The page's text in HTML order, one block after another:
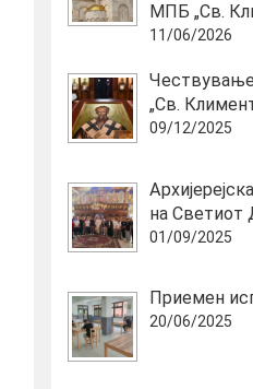
МПБ „Св.
11/06/2026
„Св.
09/12/2025
на Светиот
01/09/2025
Приемен
20/06/2025